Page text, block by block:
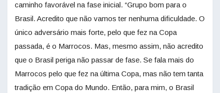
caminho favorável na fase inicial. “Grupo bom para o
Brasil. Acredito que não vamos ter nenhuma dificuldade. O
único adversário mais forte, pelo que fez na Copa
passada, é o Marrocos. Mas, mesmo assim, não acredito
que o Brasil periga não passar de fase. Se fala mais do
Marrocos pelo que fez na última Copa, mas não tem tanta
tradição em Copa do Mundo. Então, para mim, o Brasil